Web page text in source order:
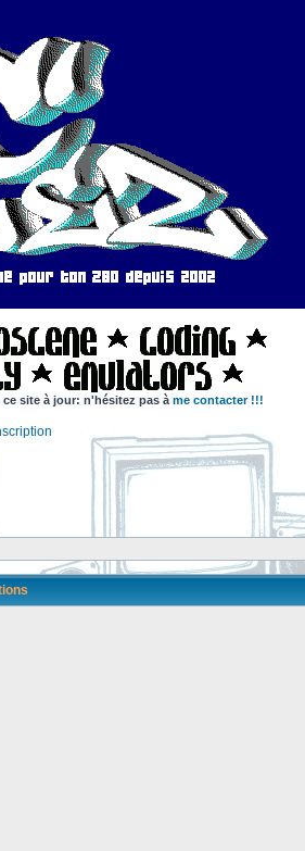
site à jour: n'hésitez pas à me contacter !!!